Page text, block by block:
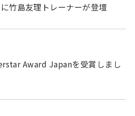
竹島友理トレーナーが登壇
Award Japanを受賞しまし